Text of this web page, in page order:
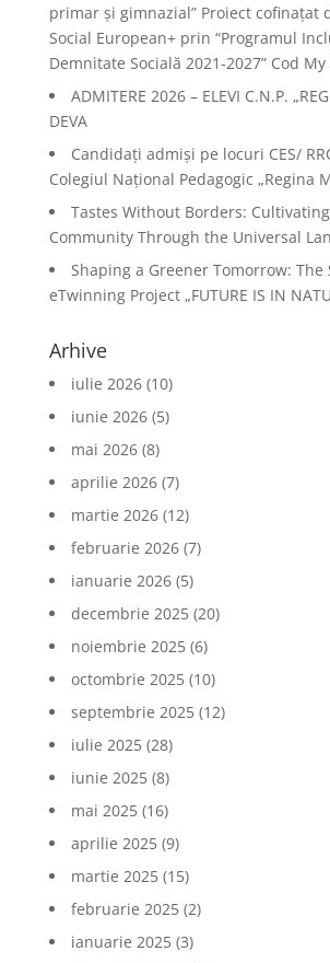
primar și gimnazial” Proiect cofinațat
Social European+ prin “Programul
Demnitate Socială 2021-2027” Cod My
ADMITERE 2026 – ELEVI C.N.P.
DEVA
Candidați admiși pe locuri CES/
Colegiul Național Pedagogic „Regina
Tastes Without Borders:
Community Through the Universal
Shaping a Greener Tomorrow: The
eTwinning Project „FUTURE IS IN
Arhive
iulie 2026(10)
iunie 2026(5)
mai 2026(8)
aprilie 2026(7)
martie 2026(12)
februarie 2026(7)
ianuarie 2026(5)
decembrie 2025(20)
noiembrie 2025(6)
octombrie 2025(10)
septembrie 2025(12)
iulie 2025(28)
iunie 2025(8)
mai 2025(16)
aprilie 2025(9)
martie 2025(15)
februarie 2025(2)
ianuarie 2025(3)